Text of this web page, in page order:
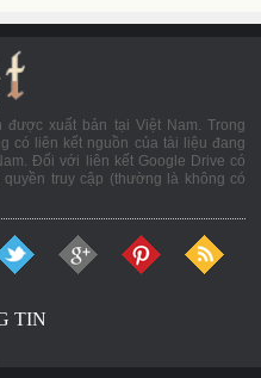
xuất bản tại Việt Nam. Trong
có liên kết nguồn của tài liệu đang
Đối với liên kết Google Drive có
truy cập (thường là không có
TIN